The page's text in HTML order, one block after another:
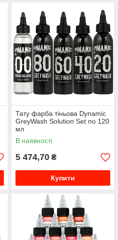
Тату фарба тіньова Dynamic
GreyWash Solution Set по 120
мл
В наявності
5 474,70 ₴
Купити